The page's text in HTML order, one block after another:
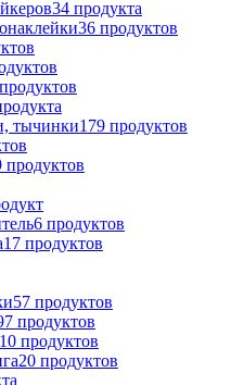
34 продукта
36 продуктов
тычинки179 продуктов
продуктов
6 продуктов
17 продуктов
57 продуктов
продуктов
10 продуктов
20 продуктов